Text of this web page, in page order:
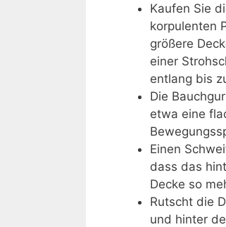
Kaufen Sie
korpulenten
größere
einer
entlang bis
Die
etwa eine
Einen
dass das
Decke so
Rutscht die
und hinter